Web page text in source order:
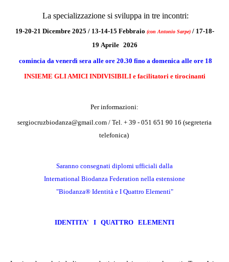
La specializzazione si sviluppa in tre incontri:
19-20-21 Dicembre 2025 / 13-14-15 Febbraio (con Antonio Sarpe)/ 17-18-
19 Aprile 2026
comincia da venerdì sera alle ore 20.30 fino a domenica alle ore 18
INSIEME GLI AMICI INDIVISIBILI e facilitatori e tirocinanti
Per informazioni:
sergiocruzbiodanza@gmail.com / Tel. + 39 - 051 651 90 16 (segreteria
telefonica)
Saranno consegnati diplomi ufficiali dalla
International Biodanza Federation nella estensione
"Biodanza® Identità e I Quattro Elementi"
IDENTITA' I QUATTRO ELEMENTI